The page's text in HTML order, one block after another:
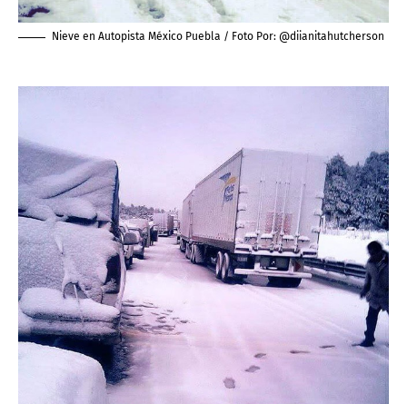
Nieve en Autopista México Puebla / Foto Por: @diianitahutcherson